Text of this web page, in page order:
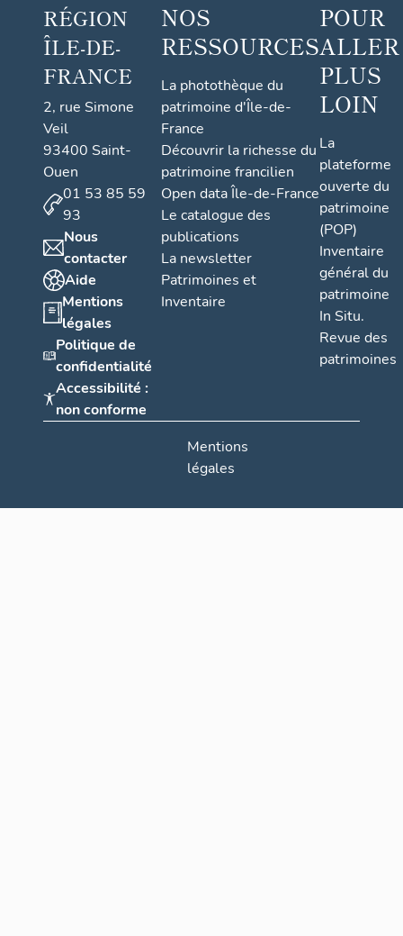
RÉGION
ÎLE-DE-
FRANCE
2, rue Simone
Veil
93400 Saint-
Ouen
01 53 85 59
93
Nous
contacter
Aide
Mentions
légales
Politique de
confidentialité
Accessibilité :
non conforme
NOS
RESSOURCES
La photothèque du
patrimoine d'Île-de-
France
Découvrir la richesse du
patrimoine francilien
Open data Île-de-France
Le catalogue des
publications
La newsletter
Patrimoines et
Inventaire
POUR
ALLER
PLUS
LOIN
La
plateforme
ouverte du
patrimoine
(POP)
Inventaire
général du
patrimoine
In Situ.
Revue des
patrimoines
Mentions
légales